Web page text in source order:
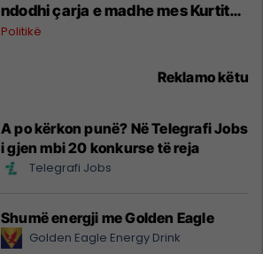
ndodhi çarja e madhe mes Kurtit
dhe Osmanit
Politikë
Reklamo këtu
A po kërkon punë? Në Telegrafi Jobs
i gjen mbi 20 konkurse të reja
Telegrafi Jobs
Shumë energji me Golden Eagle
Golden Eagle Energy Drink